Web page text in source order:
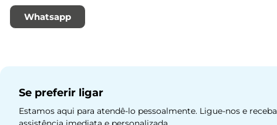
Whatsapp
Se preferir ligar
Estamos aqui para atendê-lo pessoalmente. Ligue-nos e receba